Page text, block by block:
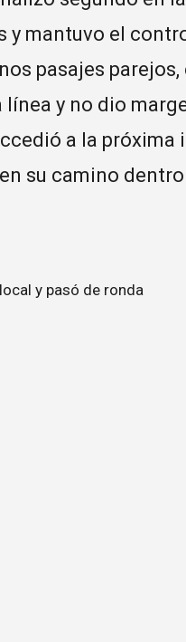
y mantuvo el
pasajes
y no dio
a la próxima
su camino